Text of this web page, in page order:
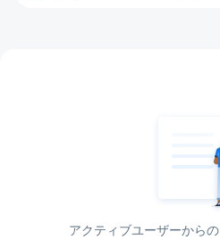
アクティブユーザーから